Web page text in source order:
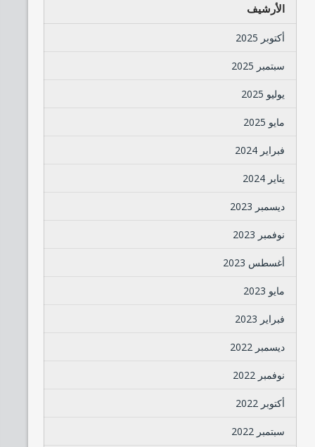
الأرشيف
أكتوبر 2025
سبتمبر 2025
يوليو 2025
مايو 2025
فبراير 2024
يناير 2024
ديسمبر 2023
نوفمبر 2023
أغسطس 2023
مايو 2023
فبراير 2023
ديسمبر 2022
نوفمبر 2022
أكتوبر 2022
سبتمبر 2022